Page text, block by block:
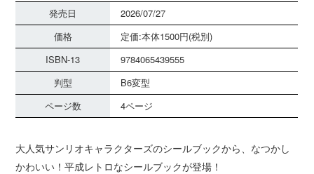
発売日
2026/07/27
価格
定価:本体1500円(税別)
ISBN-13
9784065439555
判型
B6変型
ページ数
4ページ
大人気サンリオキャラクターズのシールブックから、なつかし
かわいい！平成レトロなシールブックが登場！